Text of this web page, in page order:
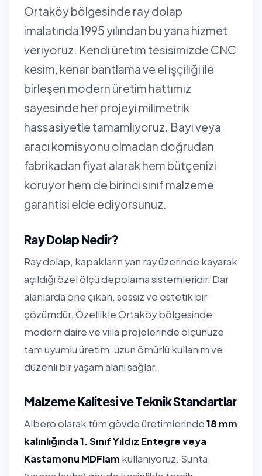
Ortaköy bölgesinde ray dolap
imalatında 1995 yılından bu yana hizmet
veriyoruz. Kendi üretim tesisimizde CNC
kesim, kenar bantlama ve el işçiliği ile
birleşen modern üretim hattımız
sayesinde her projeyi milimetrik
hassasiyetle tamamlıyoruz. Bayi veya
aracı komisyonu olmadan doğrudan
fabrikadan fiyat alarak hem bütçenizi
koruyor hem de birinci sınıf malzeme
garantisi elde ediyorsunuz.
Ray Dolap Nedir?
Ray dolap, kapakların yan ray üzerinde kayarak
açıldığı özel ölçü depolama sistemleridir. Dar
alanlarda öne çıkan, sessiz ve estetik bir
çözümdür. Özellikle Ortaköy bölgesinde
modern daire ve villa projelerinde ölçünüze
tam uyumlu üretim, uzun ömürlü kullanım ve
düzenli bir yaşam alanı sağlar.
Malzeme Kalitesi ve Teknik Standartlar
Albero olarak tüm gövde üretimlerinde18 mm
kalınlığında 1. Sınıf Yıldız Entegre veya
Kastamonu MDFlam kullanıyoruz. Sunta